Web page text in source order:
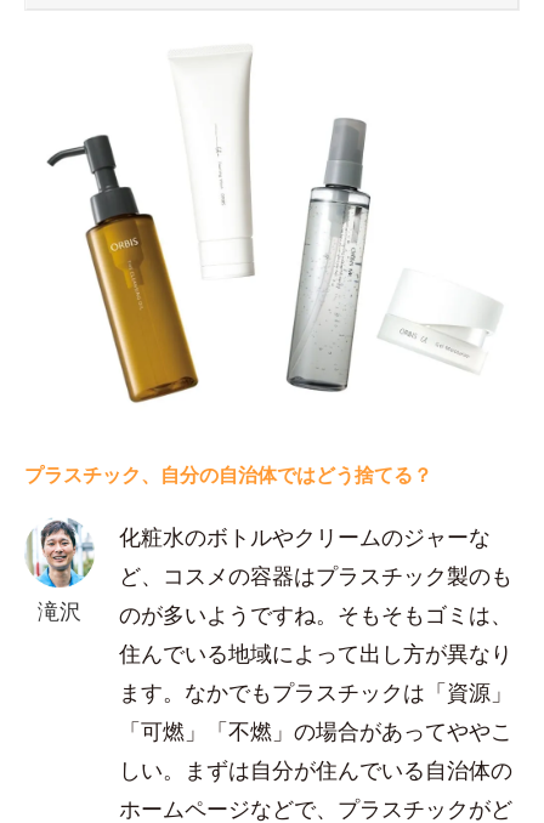
プラスチック、自分の自治体ではどう捨てる？
滝沢
化粧水のボトルやクリームのジャーな
ど、コスメの容器はプラスチック製のも
のが多いようですね。そもそもゴミは、
住んでいる地域によって出し方が異なり
ます。なかでもプラスチックは「資源」
「可燃」「不燃」の場合があってややこ
しい。まずは自分が住んでいる自治体の
ホームページなどで、プラスチックがど